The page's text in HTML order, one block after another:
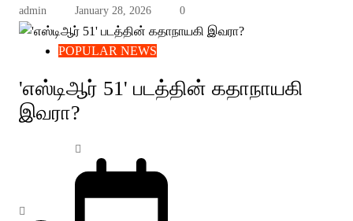
admin January 28, 2026 0
POPULAR NEWS
'எஸ்டிஆர் 51' படத்தின் கதாநாயகி
இவரா?